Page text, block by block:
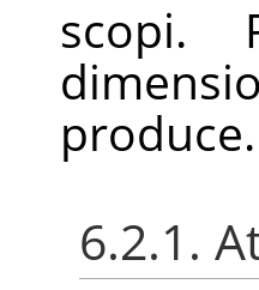
scopi.
produce.
6.2.1.